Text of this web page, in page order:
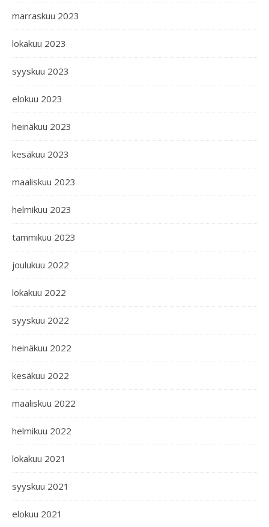
marraskuu 2023
lokakuu 2023
syyskuu 2023
elokuu 2023
heinäkuu 2023
kesäkuu 2023
maaliskuu 2023
helmikuu 2023
tammikuu 2023
joulukuu 2022
lokakuu 2022
syyskuu 2022
heinäkuu 2022
kesäkuu 2022
maaliskuu 2022
helmikuu 2022
lokakuu 2021
syyskuu 2021
elokuu 2021